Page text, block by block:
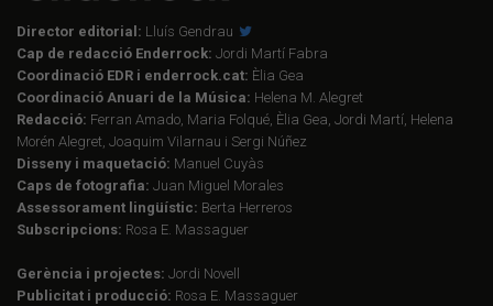
Director editorial: Lluís Gendrau
Cap de redacció Enderrock: Jordi Martí Fabra
Coordinació EDR i enderrock.cat: Èlia Gea
Coordinació Anuari de la Música: Helena M. Alegret
Redacció: Ferran Amado, Maria Folqué, Èlia Gea, Jordi Martí, Helena
Morén Alegret, Joaquim Vilarnau i Sergi Núñez
Disseny i maquetació: Manuel Cuyàs
Caps de fotografia: Juan Miguel Morales
Assessorament lingüístic: Berta Herreros
Subscripcions: Rosa E. Massaguer
Gerència i projectes: Jordi Novell
Publicitat i producció: Rosa E. Massaguer